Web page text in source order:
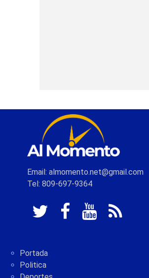
Email: almomento.net@gmail.com
Tel: 809-697-9364
Portada
Politica